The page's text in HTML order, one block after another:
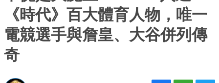
《時代》百大體育人物，唯一
電競選手與詹皇、大谷併列傳
奇